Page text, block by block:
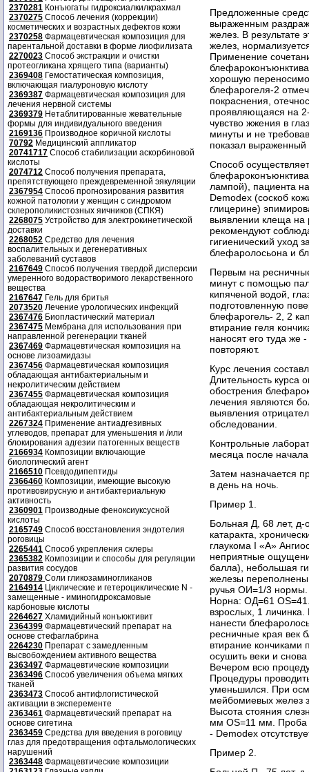
2370281 Конъюгаты гидроксиалкилкрахмал
2370275 Способ лечения (коррекции)
косметических и возрастных дефектов кожи
2370258 Фармацевтическая композиция для
парентальной доставки в форме лиофилизата
2270023 Способ экстракции и очистки
протеогликана хрящего типа (варианты)
2369408 Гемостатическая композиция,
включающая гиалуроновую кислоту
2369387 Фармацевтическая композиция для
лечения нервной системы
2369379 Нетаблитированные жевательные
формы для индивидуального введения
2169136 Производное коричной кислоты
70792 Медицинский аппликатор
20741717 Способ стабилизации аскорбиновой
кислоты
2074712 Способ получения препарата,
препятствующего преждевременной эякуляции
2367954 Способ прогнозирования развития
кожной патологии у женщин с синдромом
склерополикистозных яичников (СПКЯ)
2268075 Устройство для электрокинетической
доставки
2268052 Средство для лечения
воспалительных и дегенеративных
заболеваний суставов
2167649 Способ получения твердой дисперсии
умеренного водорастворимого лекарственного
вещества
2167647 Гель для бритья
2073520 Лечение урологических инфекций
2367476 Биопластический материал
2367475 Мембрана для использования при
направленной регенерации тканей
2367469 Фармацевтическая композиция на
основе лизоамидазы
2367456 Фармацевтическая композиция
обладающая антибактериальным и
некролитическим действием
2367455 Фармацевтическая композиция
обладающая некролитическим и
антибактериальным действием
2267324 Применение антиадгезивных
углеводов, препарат для уменьшения и /или
блокирования адгезии патогенных веществ
2166934 Композиции включающие
биологический агент
2166510 Псевдодипептиды
2366460 Композиции, имеющие высокую
противовирусную и антибактериальную
активность
2360901 Производные феноксиуксусной
кислоты
2165749 Способ восстановления эндотелия
роговицы
2265441 Способ укрепления склеры
2365382 Композиции и способы для регуляции
развития сосудов
2070879 Соли гликозаминогликанов
2164914 Циклические и гетероциклические N -
замещенные - иминогидроксамовые
карбоновые кислоты
2264627 Хламидийный конъюктивит
2364399 Фармацевтический препарат на
основе стефаглабрина
2264230 Препарат с замедленным
высвобождением активного вещества
2363497 Фармацевтические композиции
2363496 Способ увеличения объема мягких
тканей
2363473 Способ антифлогистической
активации в эксперементе
2363461 Фармацевтический препарат на
основе сигетина
2363459 Средства для введения в роговицу
глаз для предотвращения офтальмологических
нарушений
2363448 Фармацевтические композиции
Предложенные
выраженным
желез. В результате
желез,
Применение
хорошую
блефарогеля-2
покраснения,
проявляющаяся на
чувство жжения в
минуты и не
показал выраженный
Способ
лампой), пациента
Demodex (соскоб
глицерине)
выявлении клеща на
рекомендуют
гигиенический уход
блефаролосьона и
Первым на
минут с помощью
кипяченой водой,
подготовленную
блефарогель- 2, 2
втирание геля
наносят его туда же
повторяют.
Курс лечения
Длительность курса
обострения
лечения являются
выявления
обследовании.
Контрольные
месяца после
Затем назначается
в день на ночь.
Пример 1.
Больная Д, 68 лет,
катаракта,
глаукома I «А»
неприятные
балла), небольшая
железы переполнены
ручья ОИ=1/3
Норна: ОД=61
взрослых, 1
нанести
ресничные края век
втирание кончиками
осушить веки и
Вечером всю
Процедуры
уменьшился. При
мейбомиевых желез
Высота стояния
мм OS=11 мм.
- Demodex
Пример 2.